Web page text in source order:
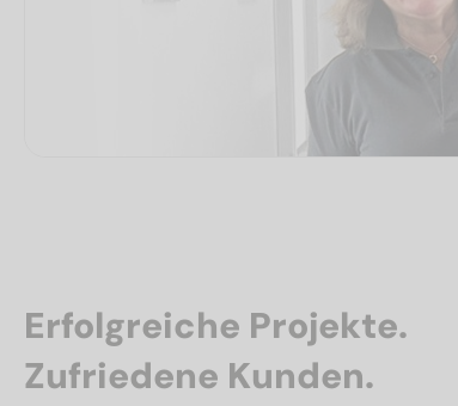
Erfolgreiche Projekte.
Zufriedene Kunden.